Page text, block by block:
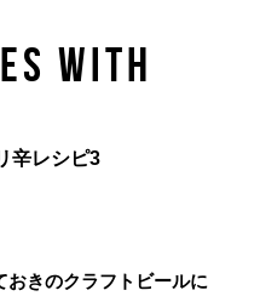
WITH
辛レシピ3
おきのクラフトビールに